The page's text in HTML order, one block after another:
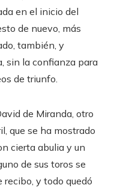
en el inicio del
de nuevo, más
también, y
sin la confianza para
de triunfo.
de Miranda, otro
que se ha mostrado
cierta abulia y un
de sus toros se
y todo quedó